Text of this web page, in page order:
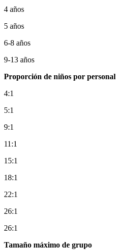
4 años
5 años
6-8 años
9-13 años
Proporción de niños por personal
4:1
5:1
9:1
11:1
15:1
18:1
22:1
26:1
26:1
Tamaño máximo de grupo